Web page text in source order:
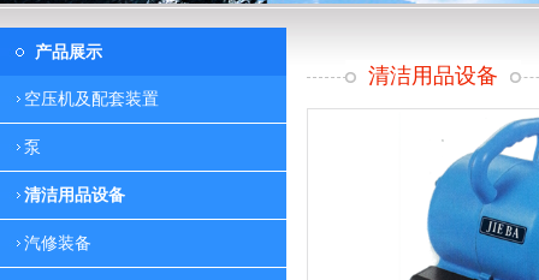
产品展示
空压机及配套装置
泵
清洁用品设备
汽修装备
清洁用品设备